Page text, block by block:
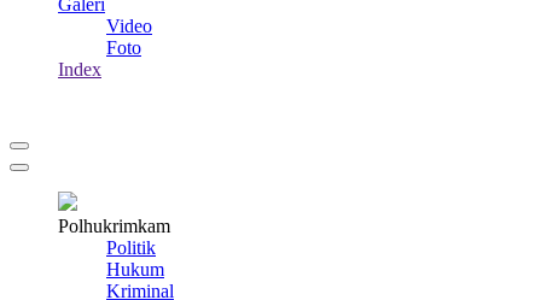
Galeri
Video
Foto
Index
Polhukrimkam
Politik
Hukum
Kriminal